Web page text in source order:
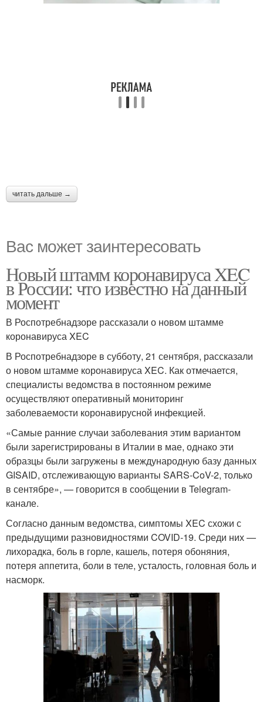
читать дальше →
Вас может заинтересовать
Новый штамм коронавируса XEC
в России: что известно на данный
момент
В Роспотребнадзоре рассказали о новом штамме
коронавируса XEC
В Роспотребнадзоре в субботу, 21 сентября, рассказали
о новом штамме коронавируса XEC. Как отмечается,
специалисты ведомства в постоянном режиме
осуществляют оперативный мониторинг
заболеваемости коронавирусной инфекцией.
«Самые ранние случаи заболевания этим вариантом
были зарегистрированы в Италии в мае, однако эти
образцы были загружены в международную базу данных
GISAID, отслеживающую варианты SARS-CoV-2, только
в сентябре», — говорится в сообщении в Telegram-
канале.
Согласно данным ведомства, симптомы XEC схожи с
предыдущими разновидностями COVID-19. Среди них —
лихорадка, боль в горле, кашель, потеря обоняния,
потеря аппетита, боли в теле, усталость, головная боль и
насморк.